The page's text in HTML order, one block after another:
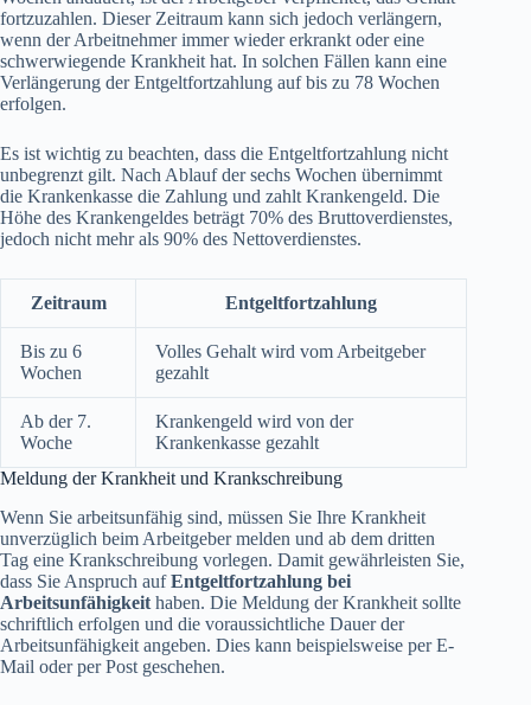
fortzuzahlen. Dieser Zeitraum kann sich jedoch verlängern,
wenn der Arbeitnehmer immer wieder erkrankt oder eine
schwerwiegende Krankheit hat. In solchen Fällen kann eine
Verlängerung der Entgeltfortzahlung auf bis zu 78 Wochen
erfolgen.
Es ist wichtig zu beachten, dass die Entgeltfortzahlung nicht
unbegrenzt gilt. Nach Ablauf der sechs Wochen übernimmt
die Krankenkasse die Zahlung und zahlt Krankengeld. Die
Höhe des Krankengeldes beträgt 70% des Bruttoverdienstes,
jedoch nicht mehr als 90% des Nettoverdienstes.
Zeitraum Entgeltfortzahlung
Bis zu 6
Wochen
Volles Gehalt wird vom Arbeitgeber
gezahlt
Ab der 7.
Woche
Krankengeld wird von der
Krankenkasse gezahlt
Meldung der Krankheit und Krankschreibung
Wenn Sie arbeitsunfähig sind, müssen Sie Ihre Krankheit
unverzüglich beim Arbeitgeber melden und ab dem dritten
Tag eine Krankschreibung vorlegen. Damit gewährleisten Sie,
dass Sie Anspruch aufEntgeltfortzahlung bei
Arbeitsunfähigkeit haben. Die Meldung der Krankheit sollte
schriftlich erfolgen und die voraussichtliche Dauer der
Arbeitsunfähigkeit angeben. Dies kann beispielsweise per E-
Mail oder per Post geschehen.